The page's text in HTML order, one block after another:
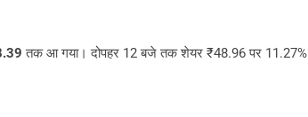
तक आ गया। दोपहर 12 बजे तक शेयर ₹48.96 पर 11.27%